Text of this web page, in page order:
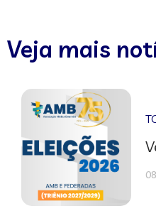
Veja mais